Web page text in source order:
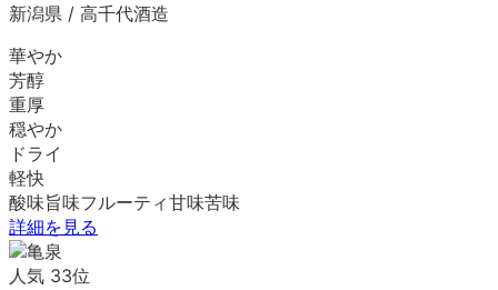
新潟県 / 高千代酒造
華やか
芳醇
重厚
穏やか
ドライ
軽快
酸味旨味フルーティ甘味苦味
詳細を見る
人気 33位